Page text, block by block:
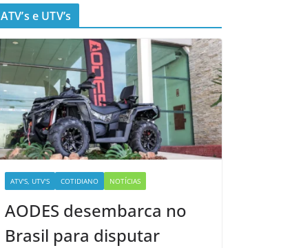
ATV’s e UTV’s
ATV'S, UTV'S COTIDIANO NOTÍCIAS
AODES desembarca no
Brasil para disputar